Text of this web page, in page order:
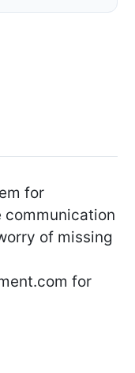
for
communication
of missing
for